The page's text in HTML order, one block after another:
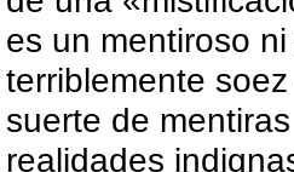
es un mentiroso
terriblemente
suerte de
realidades